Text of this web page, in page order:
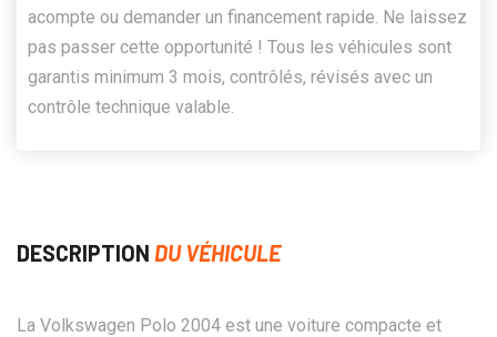
acompte ou demander un financement rapide. Ne laissez
pas passer cette opportunité ! Tous les véhicules sont
garantis minimum 3 mois, contrôlés, révisés avec un
contrôle technique valable.
DESCRIPTION DU VÉHICULE
La Volkswagen Polo 2004 est une voiture compacte et